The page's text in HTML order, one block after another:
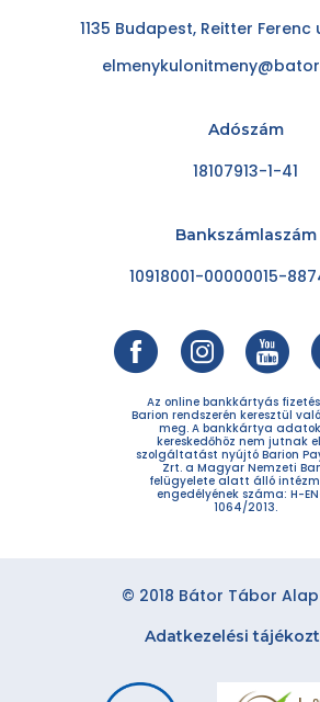
1135 Budapest, Reitter
Adószám
18107913-1-41
Bankszámlaszám
10918001-00000015-
Az online bankkártyás
Barion rendszerén keresztül
meg. A bankkártya
kereskedőhöz nem jutnak
szolgáltatást nyújtó Barion
Zrt. a Magyar Nemzeti
felügyelete alatt álló
engedélyének száma: H-
1064/2013.
© 2018 Bátor Tábor
Adatkezelési